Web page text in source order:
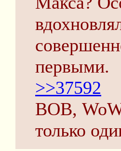
первыми.
>>37592
ВОВ,
только